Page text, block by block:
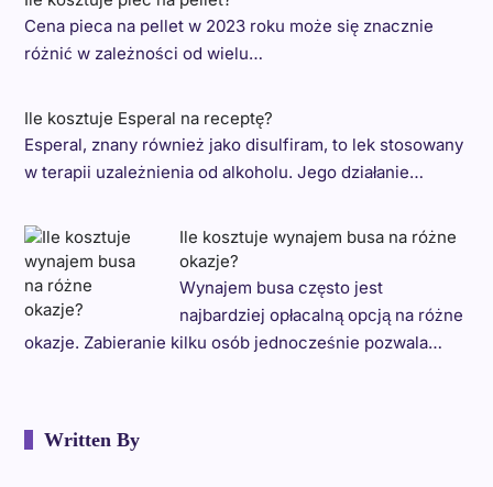
Cena pieca na pellet w 2023 roku może się znacznie
różnić w zależności od wielu…
Ile kosztuje Esperal na receptę?
Esperal, znany również jako disulfiram, to lek stosowany
w terapii uzależnienia od alkoholu. Jego działanie…
Ile kosztuje wynajem busa na różne
okazje?
Wynajem busa często jest
najbardziej opłacalną opcją na różne
okazje. Zabieranie kilku osób jednocześnie pozwala…
Written By